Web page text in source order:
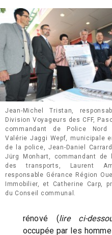
Jean-Michel Tristan,
Division Voyageurs des CFF,
commandant de Police Nord
Valérie Jaggi Wepf, municipale
de la police, Jean-Daniel
Jürg Monhart, commandant de
des transports, Laurent
responsable Gérance Région
Immobilier, et Catherine Carp,
du Conseil communal.
rénové (lire ci-
occupée par les